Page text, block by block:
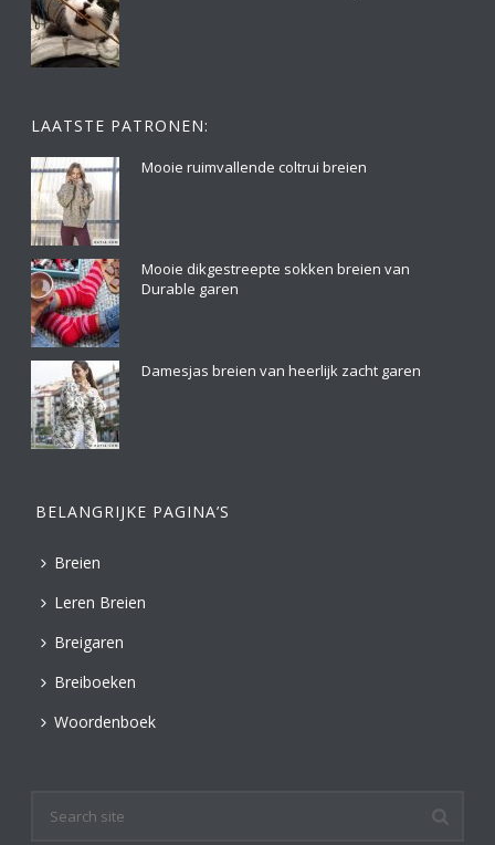
LAATSTE PATRONEN:
Mooie ruimvallende coltrui breien
Mooie dikgestreepte sokken breien van
Durable garen
Damesjas breien van heerlijk zacht garen
BELANGRIJKE PAGINA’S
Breien
Leren Breien
Breigaren
Breiboeken
Woordenboek